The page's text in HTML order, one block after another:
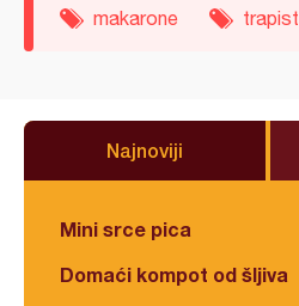
makarone
trapist
Najnoviji
Mini srce pica
Domaći kompot od šljiva